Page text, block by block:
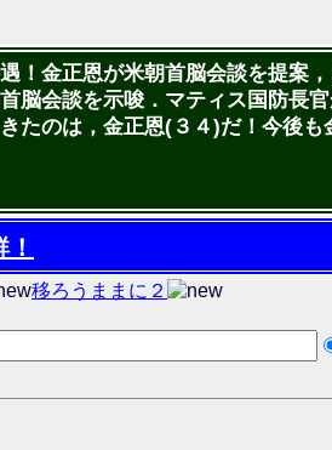
！金正恩が米朝首脳会談を提案
脳会談を示唆．マティス国防長
たのは，金正恩(３４)だ！今後も
移ろうままに２